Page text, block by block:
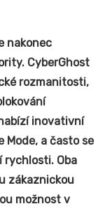
nakonec
CyberGhost
rozmanitosti,
inovativní
Mode, a často se
rychlosti. Oba
zákaznickou
možnost v